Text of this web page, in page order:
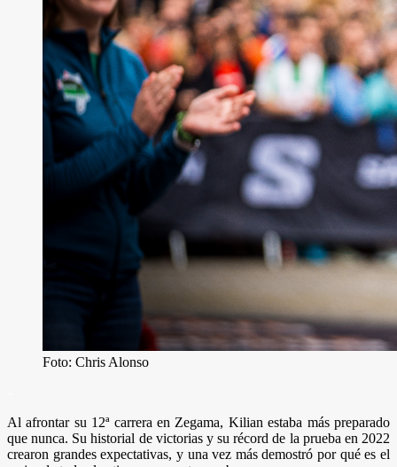
Foto: Chris Alonso
Al afrontar su 12ª carrera en Zegama, Kilian estaba más preparado
que nunca. Su historial de victorias y su récord de la prueba en 2022
crearon grandes expectativas, y una vez más demostró por qué es el